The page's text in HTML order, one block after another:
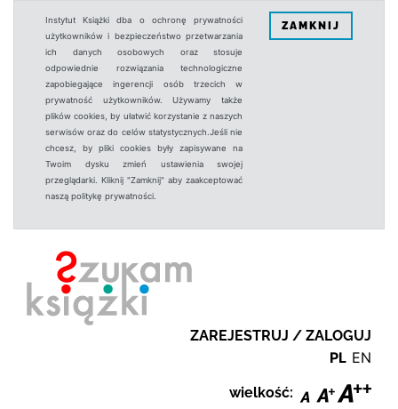
Instytut Książki dba o ochronę prywatności
użytkowników i bezpieczeństwo przetwarzania
ich danych osobowych oraz stosuje
odpowiednie rozwiązania technologiczne
zapobiegające ingerencji osób trzecich w
prywatność użytkowników. Używamy także
plików cookies, by ułatwić korzystanie z naszych
serwisów oraz do celów statystycznych.Jeśli nie
chcesz, by pliki cookies były zapisywane na
Twoim dysku zmień ustawienia swojej
przeglądarki. Kliknij "Zamknij" aby zaakceptować
naszą politykę prywatności.
ZAMKNIJ
ZAREJESTRUJ / ZALOGUJ
PL EN
wielkość: